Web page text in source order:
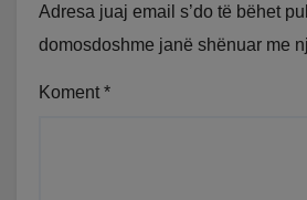
Adresa juaj email s’do të bëhet
domosdoshme janë shënuar me
Koment *